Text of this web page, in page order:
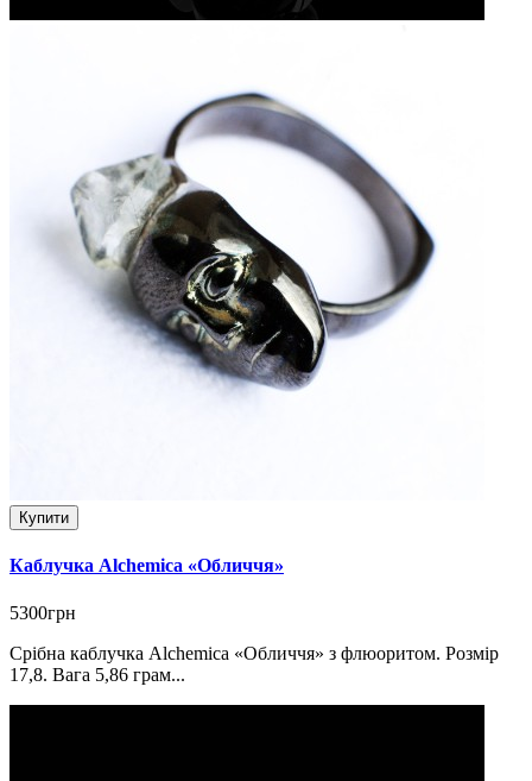
Купити
Каблучка Alchemica «Обличчя»
5300грн
Срібна каблучка Alchemica «Обличчя» з флюоритом. Розмір
17,8. Вага 5,86 грам...